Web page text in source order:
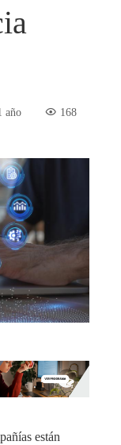
año 168
están